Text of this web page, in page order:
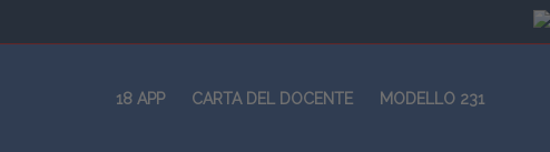
18 APP CARTA DEL DOCENTE MODELLO 231